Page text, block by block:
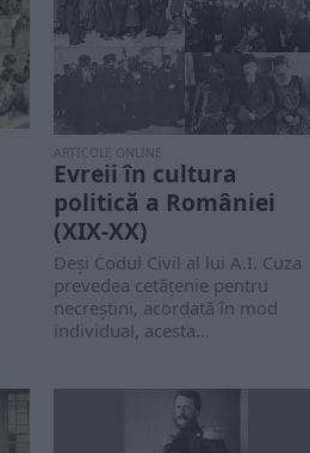
ARTICOLE ONLINE
Evreii în cultura
politică a României
(XIX-XX)
Deși Codul Civil al lui A.I. Cuza
prevedea cetățenie pentru
necreștini, acordată în mod
individual, acesta...